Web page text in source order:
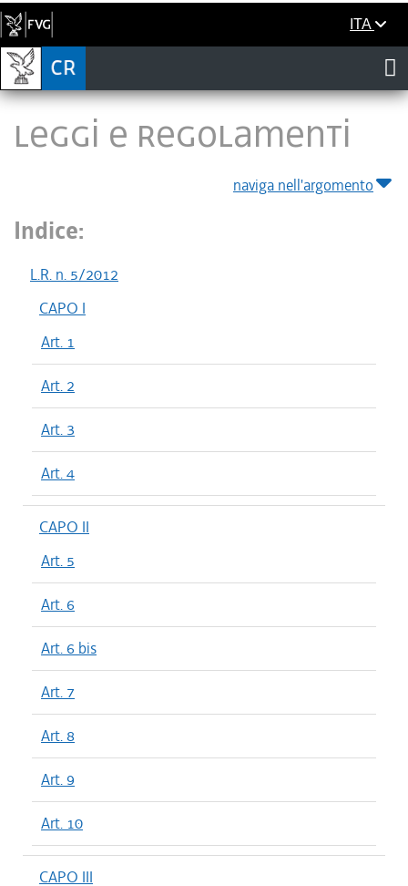
ITA
LEGGI E REGOLAMENTI
naviga nell'argomento
Indice:
L.R. n. 5/2012
CAPO I
Art. 1
Art. 2
Art. 3
Art. 4
CAPO II
Art. 5
Art. 6
Art. 6 bis
Art. 7
Art. 8
Art. 9
Art. 10
CAPO III